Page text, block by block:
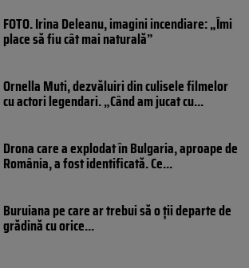
FOTO. Irina Deleanu, imagini incendiare: „Îmi
place să fiu cât mai naturală”
Ornella Muti, dezvăluiri din culisele filmelor
cu actori legendari. „Când am jucat cu...
Drona care a explodat în Bulgaria, aproape de
România, a fost identificată. Ce...
Buruiana pe care ar trebui să o ții departe de
grădină cu orice...